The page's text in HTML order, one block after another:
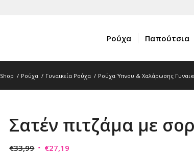
Ρούχα Παπούτσια
Shop / Ρούχα / Γυναικεία Ρούχα / Ρούχα Ύπνου & Χαλάρωσης
Σατέν πιτζάμα με
€33,99 Original
€27,19